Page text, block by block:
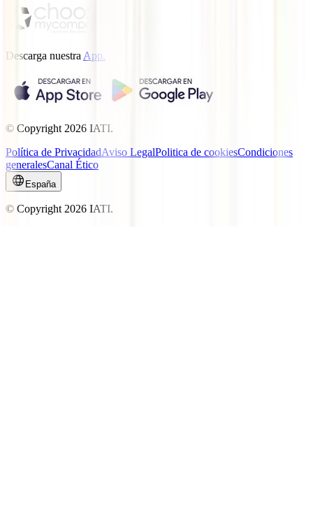
Descarga nuestraApp.
© Copyright2026 IATI.
Política de PrivacidadAviso LegalPolitica de cookiesCondiciones
generalesCanal Ético
España
© Copyright2026 IATI.